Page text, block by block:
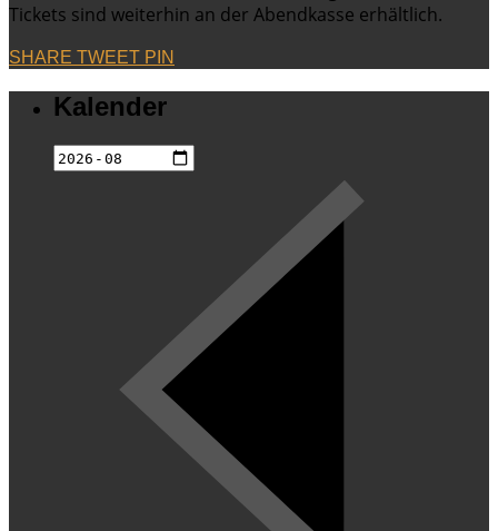
Tickets sind weiterhin an der Abendkasse erhältlich.
SHARE TWEET PIN
Kalender